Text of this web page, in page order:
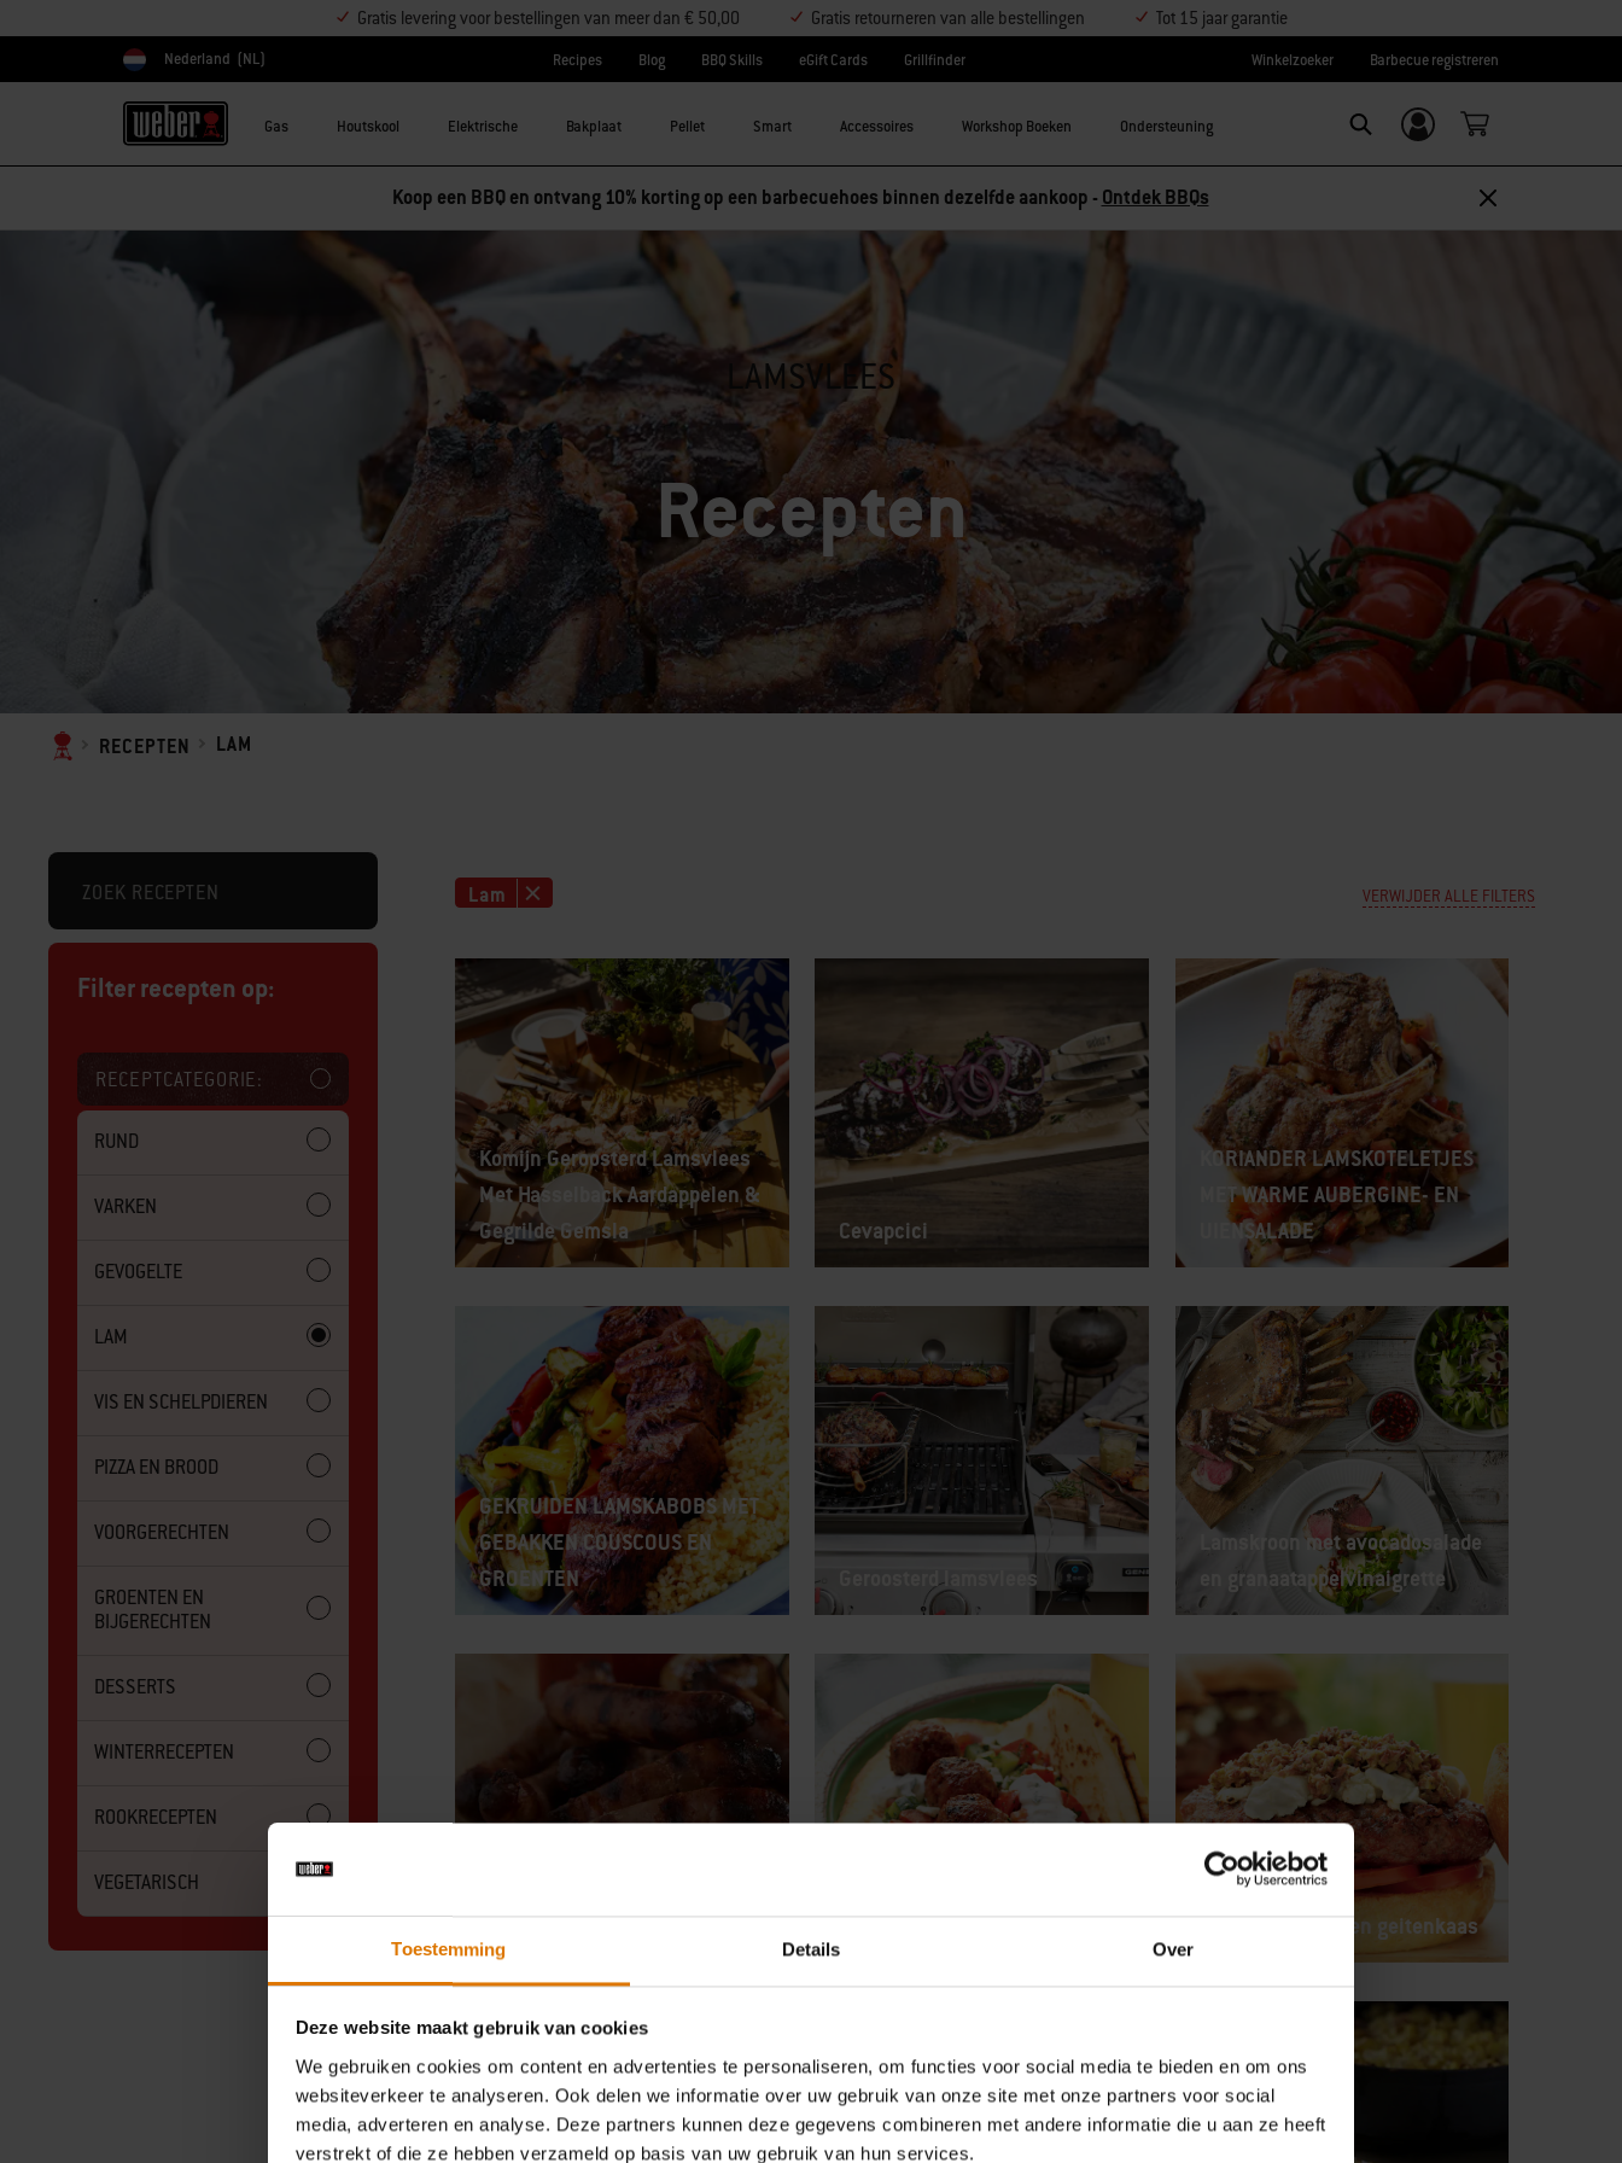
Toestemming Details Over
Deze website maakt gebruik van cookies
We gebruiken cookies om content en advertenties te personaliseren, om functies voor social media te bieden en om ons
websiteverkeer te analyseren. Ook delen we informatie over uw gebruik van onze site met onze partners voor social
media, adverteren en analyse. Deze partners kunnen deze gegevens combineren met andere informatie die u aan ze heeft
verstrekt of die ze hebben verzameld op basis van uw gebruik van hun services.
Gratis levering voor bestellingen van meer dan € 50,00 Gratis retourneren van alle bestellingen Tot 15 jaar garantie
Kies land
Nederland (NL) Recipes Blog BBQ Skills eGift Cards Grillfinder Winkelzoeker Barbecue registreren
Gas Houtskool Elektrische Bakplaat Pellet Smart Accessoires Workshop Boeken Ondersteuning
Inloggen/
aanmelden
Koop een BBQ en ontvang 10% korting op een barbecuehoes binnen dezelfde aankoop - Ontdek BBQs
LAMSVLEES
Recepten
RECEPTEN LAM
Filter recepten op:
RECEPTCATEGORIE:
RUND
VARKEN
GEVOGELTE
LAM
VIS EN SCHELPDIEREN
PIZZA EN BROOD
VOORGERECHTEN
GROENTEN EN
BIJGERECHTEN
DESSERTS
WINTERRECEPTEN
ROOKRECEPTEN
VEGETARISCH
Lam VERWIJDER ALLE FILTERS
Komijn Geroosterd Lamsvlees
Met Hasselback Aardappelen &
Gegrilde Gemsla
Cevapcici
KORIANDER LAMSKOTELETJES
MET WARME AUBERGINE- EN
UIENSALADE
GEKRUIDEN LAMSKABOBS MET
GEBAKKEN COUSCOUS EN
GROENTEN
Geroosterd lamsvlees
Lamskroon met avocadosalade
en granaatappelvinaigrette
Merguez à la Baudrexel
muntyoghurt
Lamsburger met
olijventapenade en geitenkaas